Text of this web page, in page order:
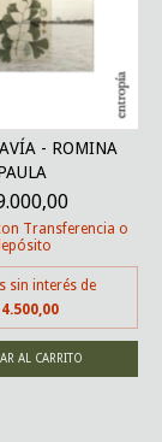
- ROMINA
Transferencia o
sin interés de